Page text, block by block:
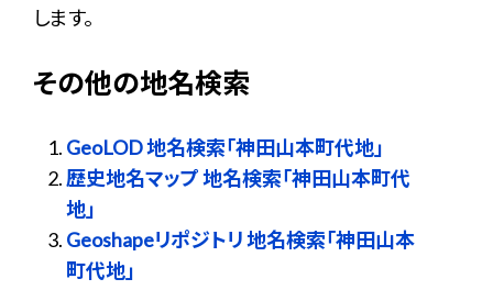
します。
その他の地名検索
GeoLOD 地名検索「神田山本町代地」
歴史地名マップ 地名検索「神田山本町代
地」
Geoshapeリポジトリ 地名検索「神田山本
町代地」